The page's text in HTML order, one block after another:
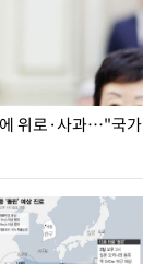
위로·사과…"국가